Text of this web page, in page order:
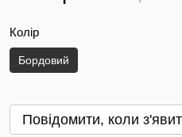
Колір
Бордовий
Повідомити, коли